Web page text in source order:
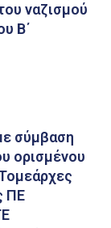
ναζισμού
Β΄
σύμβαση
ορισμένου
ΠΕ